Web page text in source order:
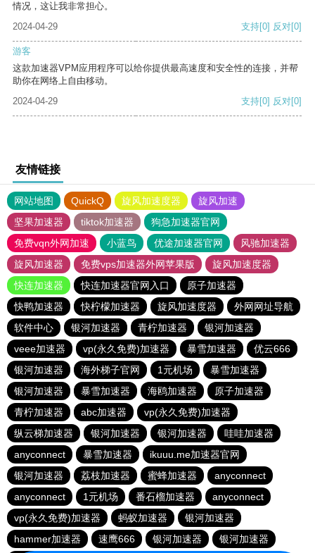
情况，这让我非常担心。
2024-04-29
支持[0] 反对[0]
游客
这款加速器VPM应用程序可以给你提供最高速度和安全性的连接，并帮
助你在网络上自由移动。
2024-04-29
支持[0] 反对[0]
友情链接
网站地图 QuickQ 旋风加速度器
旋风加速
坚果加速器
tiktok加速器
狗急加速器官网
免费vqn外网加速
小蓝鸟 优途加速器官网
风驰加速器
旋风加速器
免费vps加速器外网苹果版
旋风加速度器
快连加速器
快连加速器官网入口
原子加速器
快鸭加速器
快柠檬加速器 旋风加速度器
外网网址导航
软件中心
银河加速器 青柠加速器
银河加速器
veee加速器
vp(永久免费)加速器 暴雪加速器
优云666
银河加速器
海外梯子官网 1元机场
暴雪加速器
银河加速器
暴雪加速器 海鸥加速器
原子加速器
青柠加速器
abc加速器
vp(永久免费)加速器
纵云梯加速器
银河加速器 银河加速器
哇哇加速器
anyconnect
暴雪加速器
ikuuu.me加速器官网
银河加速器
荔枝加速器 蜜蜂加速器
anyconnect
anyconnect
1元机场 番石榴加速器
anyconnect
vp(永久免费)加速器
蚂蚁加速器
银河加速器
hammer加速器
速鹰666 银河加速器 银河加速器